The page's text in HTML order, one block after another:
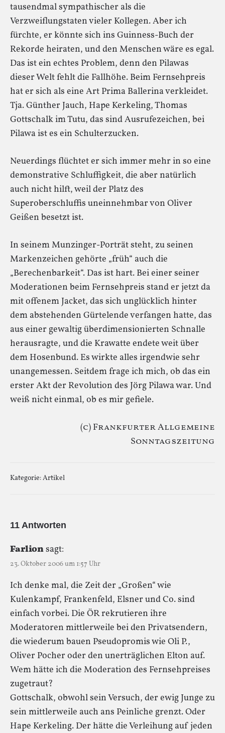
tausendmal sympathischer als die
Verzweiflungstaten vieler Kollegen. Aber ich
fürchte, er könnte sich ins Guinness-Buch der
Rekorde heiraten, und den Menschen wäre es egal.
Das ist ein echtes Problem, denn den Pilawas
dieser Welt fehlt die Fallhöhe. Beim Fernsehpreis
hat er sich als eine Art Prima Ballerina verkleidet.
Tja. Günther Jauch, Hape Kerkeling, Thomas
Gottschalk im Tutu, das sind Ausrufezeichen, bei
Pilawa ist es ein Schulterzucken.
Neuerdings flüchtet er sich immer mehr in so eine
demonstrative Schluffigkeit, die aber natürlich
auch nicht hilft, weil der Platz des
Superoberschluffis uneinnehmbar von Oliver
Geißen besetzt ist.
In seinem Munzinger-Porträt steht, zu seinen
Markenzeichen gehörte „früh“ auch die
„Berechenbarkeit“. Das ist hart. Bei einer seiner
Moderationen beim Fernsehpreis stand er jetzt da
mit offenem Jacket, das sich unglücklich hinter
dem abstehenden Gürtelende verfangen hatte, das
aus einer gewaltig überdimensionierten Schnalle
herausragte, und die Krawatte endete weit über
dem Hosenbund. Es wirkte alles irgendwie sehr
unangemessen. Seitdem frage ich mich, ob das ein
erster Akt der Revolution des Jörg Pilawa war. Und
weiß nicht einmal, ob es mir gefiele.
(c) Frankfurter Allgemeine
Sonntagszeitung
Kategorie:Artikel
11 Antworten
Farlionsagt:
23. Oktober 2006 um 1:57 Uhr
Ich denke mal, die Zeit der „Großen“ wie
Kulenkampf, Frankenfeld, Elsner und Co. sind
einfach vorbei. Die ÖR rekrutieren ihre
Moderatoren mittlerweile bei den Privatsendern,
die wiederum bauen Pseudopromis wie Oli P.,
Oliver Pocher oder den unerträglichen Elton auf.
Wem hätte ich die Moderation des Fernsehpreises
zugetraut?
Gottschalk, obwohl sein Versuch, der ewig Junge zu
sein mittlerweile auch ans Peinliche grenzt. Oder
Hape Kerkeling. Der hätte die Verleihung auf jeden